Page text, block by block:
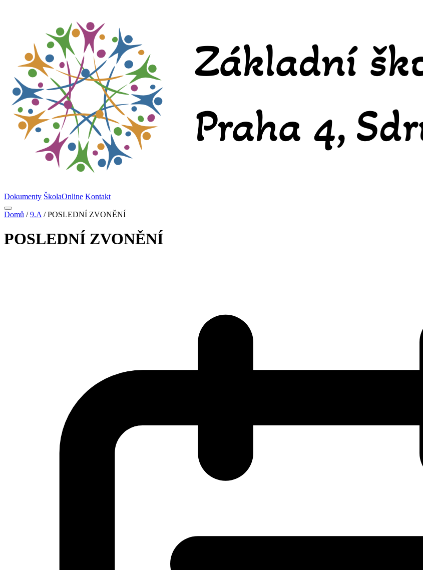
Dokumenty ŠkolaOnline Kontakt
Domů / 9.A / POSLEDNÍ ZVONĚNÍ
POSLEDNÍ ZVONĚNÍ